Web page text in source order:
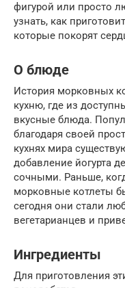
фигурой или просто
узнать, как
которые покорят
О блюде
История морковных
кухню, где из
вкусные блюда.
благодаря своей
кухнях мира
добавление йогурта
сочными. Раньше,
морковные котлеты
сегодня они стали
вегетарианцев и
Ингредиенты
Для приготовления